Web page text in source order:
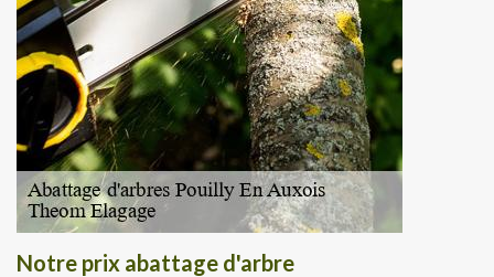
Notre prix abattage d'arbre